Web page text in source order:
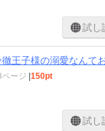
試し
徹王子様の溺愛なんて
ページ |150pt
試し